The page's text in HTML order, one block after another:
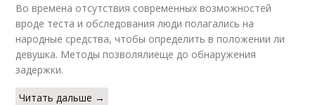
Во времена отсутствия современных возможностей
вроде теста и обследования люди полагались на
народные средства, чтобы определить в положении ли
девушка. Методы позволялиеще до обнаружения
задержки.
Читать дальше →